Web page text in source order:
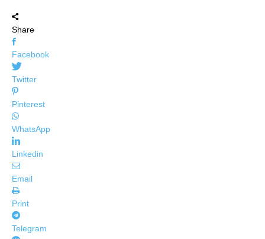
Share
Facebook
Twitter
Pinterest
WhatsApp
Linkedin
Email
Print
Telegram